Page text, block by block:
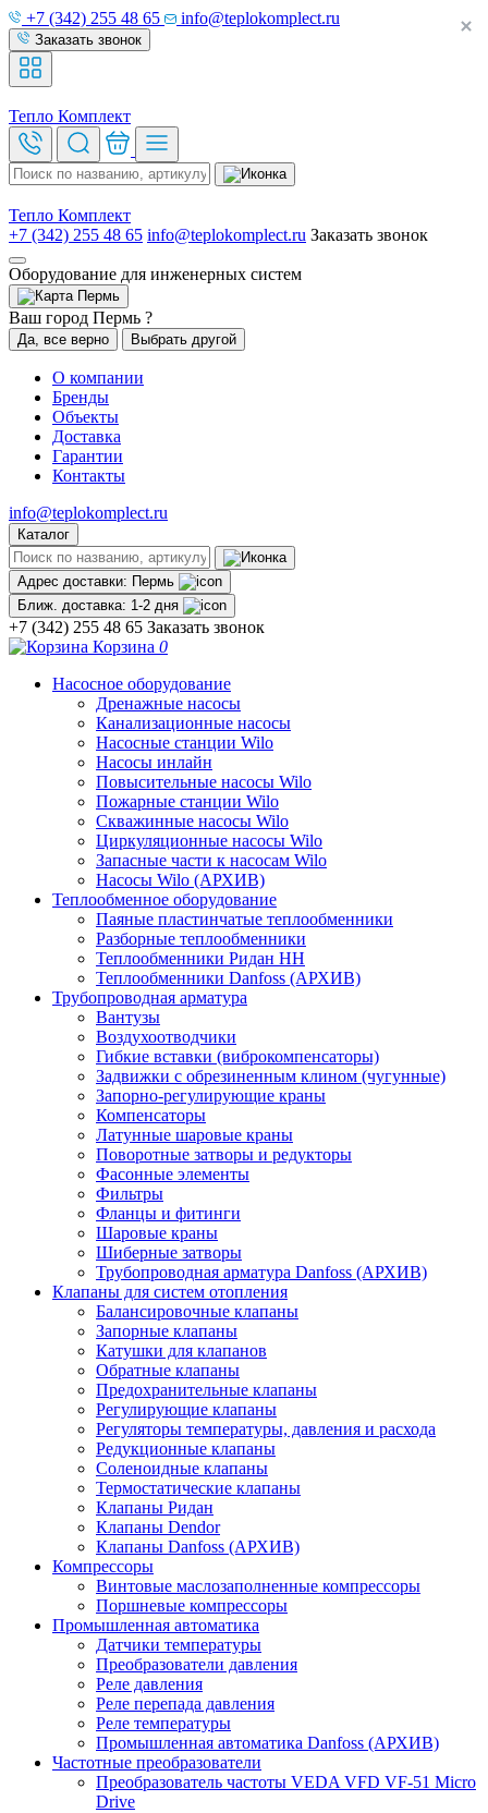
+7 (342) 255 48 65 info@teplokomplect.ru
Заказать звонок
Тепло Комплект
Тепло Комплект
+7 (342) 255 48 65 info@teplokomplect.ru Заказать звонок
Оборудование для инженерных систем
Пермь
Ваш город Пермь ?
Да, все верно Выбрать другой
О компании
Бренды
Объекты
Доставка
Гарантии
Контакты
info@teplokomplect.ru
Каталог
Адрес доставки: Пермь
Ближ. доставка: 1-2 дня
+7 (342) 255 48 65 Заказать звонок
Корзина 0
Насосное оборудование
Дренажные насосы
Канализационные насосы
Насосные станции Wilo
Насосы инлайн
Повысительные насосы Wilo
Пожарные станции Wilo
Скважинные насосы Wilo
Циркуляционные насосы Wilo
Запасные части к насосам Wilo
Насосы Wilo (АРХИВ)
Теплообменное оборудование
Паяные пластинчатые теплообменники
Разборные теплообменники
Теплообменники Ридан НН
Теплообменники Danfoss (АРХИВ)
Трубопроводная арматура
Вантузы
Воздухоотводчики
Гибкие вставки (виброкомпенсаторы)
Задвижки с обрезиненным клином (чугунные)
Запорно-регулирующие краны
Компенсаторы
Латунные шаровые краны
Поворотные затворы и редукторы
Фасонные элементы
Фильтры
Фланцы и фитинги
Шаровые краны
Шиберные затворы
Трубопроводная арматура Danfoss (АРХИВ)
Клапаны для систем отопления
Балансировочные клапаны
Запорные клапаны
Катушки для клапанов
Обратные клапаны
Предохранительные клапаны
Регулирующие клапаны
Регуляторы температуры, давления и расхода
Редукционные клапаны
Соленоидные клапаны
Термостатические клапаны
Клапаны Ридан
Клапаны Dendor
Клапаны Danfoss (АРХИВ)
Компрессоры
Винтовые маслозаполненные компрессоры
Поршневые компрессоры
Промышленная автоматика
Датчики температуры
Преобразователи давления
Реле давления
Реле перепада давления
Реле температуры
Промышленная автоматика Danfoss (АРХИВ)
Частотные преобразователи
Преобразователь частоты VEDA VFD VF-51 Micro
Drive